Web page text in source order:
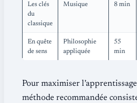
Les clés
du
classique
Musique 8 min
En quête
de sens
Philosophie
appliquée
55
min
Pour maximiser
méthode recommandée